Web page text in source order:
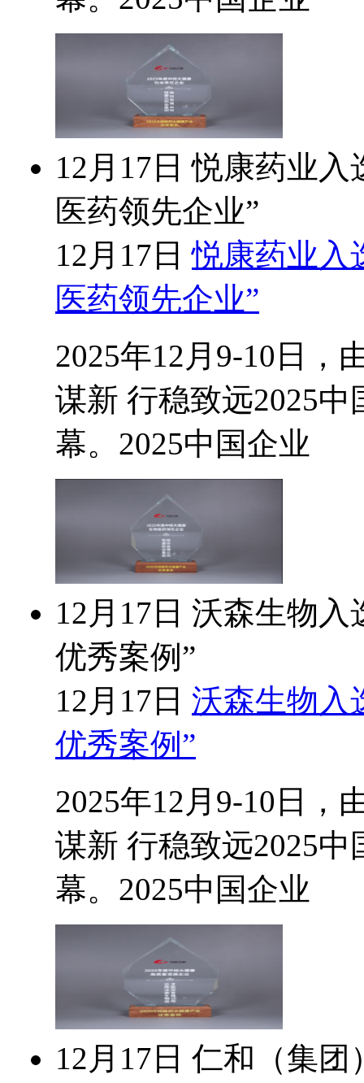
12月17日 悦康药业入
医药领先企业”
12月17日 悦康药业入
医药领先企业”
2025年12月9-10日，
谋新 行稳致远2025
幕。2025中国企业
12月17日 沃森生物入
优秀案例”
12月17日 沃森生物入
优秀案例”
2025年12月9-10日，
谋新 行稳致远2025
幕。2025中国企业
12月17日 仁和（集团